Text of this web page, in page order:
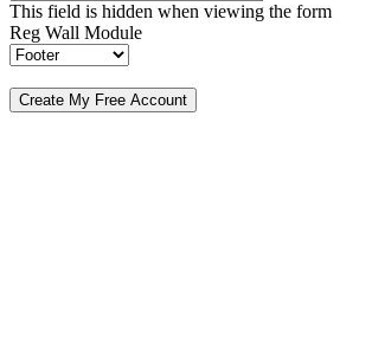
This field is hidden when viewing the form
Reg Wall Module